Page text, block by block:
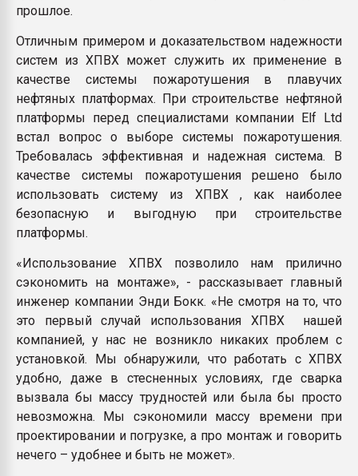
прошлое.
Отличным примером и доказательством надежности
систем из ХПВХ может служить их применение в
качестве системы пожаротушения в плавучих
нефтяных платформах. При строительстве нефтяной
платформы перед специалистами компании Elf Ltd
встал вопрос о выборе системы пожаротушения.
Требовалась эффективная и надежная система. В
качестве системы пожаротушения решено было
использовать систему из ХПВХ , как наиболее
безопасную и выгодную при строительстве
платформы.
«Использование ХПВХ позволило нам прилично
сэкономить на монтаже», - рассказывает главный
инженер компании Энди Бокк. «Не смотря на то, что
это первый случай использования ХПВХ нашей
компанией, у нас не возникло никаких проблем с
установкой. Мы обнаружили, что работать с ХПВХ
удобно, даже в стесненных условиях, где сварка
вызвала бы массу трудностей или была бы просто
невозможна. Мы сэкономили массу времени при
проектировании и погрузке, а про монтаж и говорить
нечего – удобнее и быть не может».